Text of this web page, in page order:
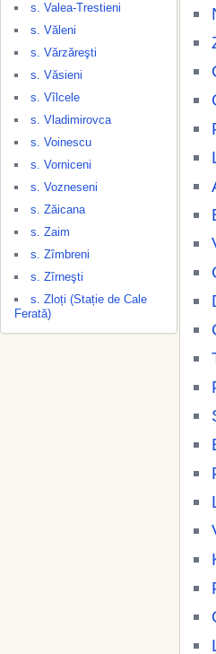
s. Valea-Trestieni
s. Văleni
s. Vărzăreşti
s. Văsieni
s. Vîlcele
s. Vladimirovca
s. Voinescu
s. Vorniceni
s. Vozneseni
s. Zăicana
s. Zaim
s. Zîmbreni
s. Zîrneşti
s. Zloți (Stație de Cale
Ferată)